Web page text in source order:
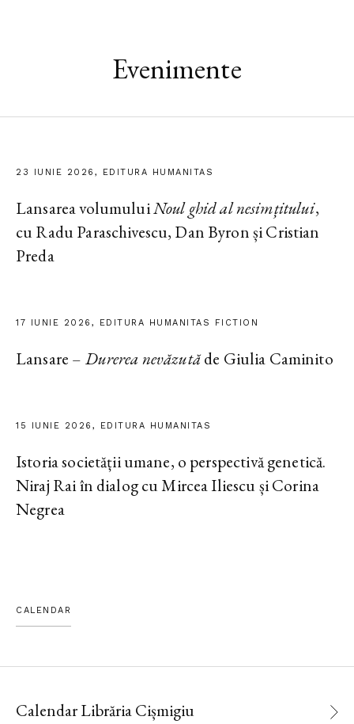
Evenimente
23 IUNIE 2026, EDITURA HUMANITAS
Lansarea volumuluiNoul ghid al nesimțitului,
cu Radu Paraschivescu, Dan Byron și Cristian
Preda
17 IUNIE 2026, EDITURA HUMANITAS FICTION
Lansare – Durerea nevăzutăde Giulia Caminito
15 IUNIE 2026, EDITURA HUMANITAS
Istoria societății umane, o perspectivă genetică.
Niraj Rai în dialog cu Mircea Iliescu și Corina
Negrea
CALENDAR
Calendar Librăria Cișmigiu